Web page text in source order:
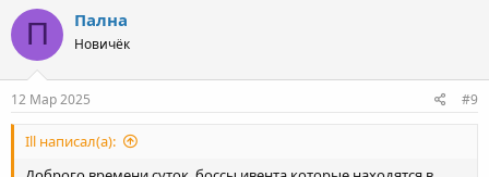
П Пална
Новичёк
12 Мар 2025 #9
Ill написал(а):